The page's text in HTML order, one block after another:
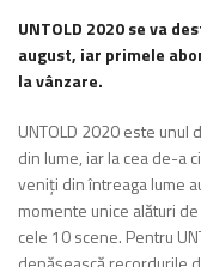
UNTOLD 2020 se va
august, iar primele
la vânzare.
UNTOLD 2020 este unul
din lume, iar la cea de-a
veniți din întreaga lume
momente unice alături
cele 10 scene. Pentru